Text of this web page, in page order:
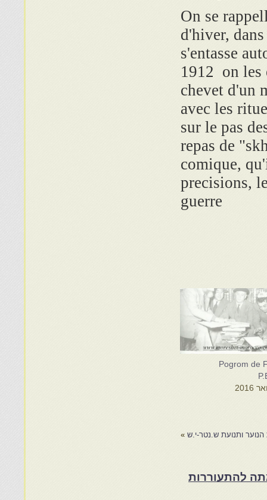
On se
d'hiver,
s'entasse
1912 on les
chevet d'un
avec les
sur le pas
repas de
comique,
precisions,
guerre
Pogrom de
הנוער ותנועת ש.נטר-י.ש »
במרוקו בסוף המאה ה־19 ותרומתה להתעוררות